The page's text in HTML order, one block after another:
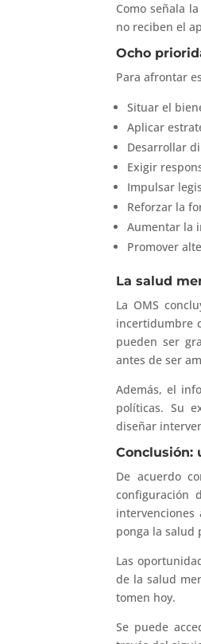
Como señala
no reciben el
Ocho
Para afrontar
Situar el
Aplicar
Desarrollar
Exigir
Impulsar
Reforzar la
Aumentar la
Promover
La salud
La OMS
incertidumbre
pueden ser
antes de ser
Además, el
políticas. Su
diseñar
Conclusión:
De acuerdo
configuración
ponga la salud
Las
de la salud
tomen hoy.
Se puede